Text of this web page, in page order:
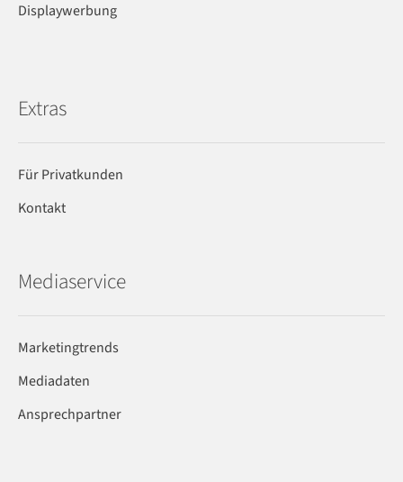
Displaywerbung
Extras
Für Privatkunden
Kontakt
Mediaservice
Marketingtrends
Mediadaten
Ansprechpartner